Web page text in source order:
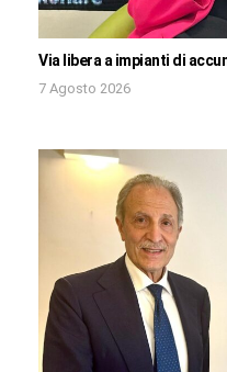
Via libera a impianti di
7 Agosto 2026